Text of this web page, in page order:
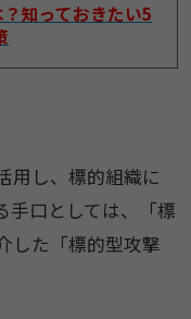
知っておきたい5
用し、標的組織に
手口としては、「標
した「標的型攻撃